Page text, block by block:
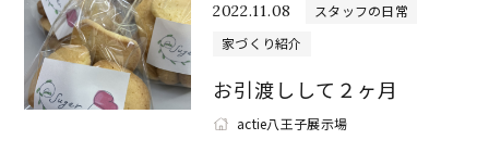
2022.11.08
スタッフの日常
家づくり紹介
お引渡しして２ヶ月
actie八王子展示場